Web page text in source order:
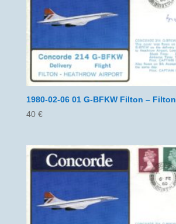
1980-02-06 01 G-BFKW Filton – Filton
40 €